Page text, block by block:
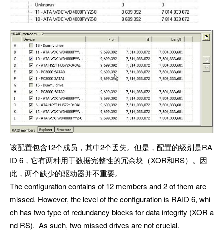
该配置包含12个成员，其中2个丢失。但是，配置的级别是RA
ID 6，它有两种用于数据完整性的冗余块（XOR和RS）。因
此，两个缺少的驱动器并不重要。
The configuration contains of 12 members and 2 of them are
missed. However, the level of the configuration is RAID 6, whi
ch has two type of redundancy blocks for data integrity (XOR a
nd RS). As such, two missed drives are not crucial.